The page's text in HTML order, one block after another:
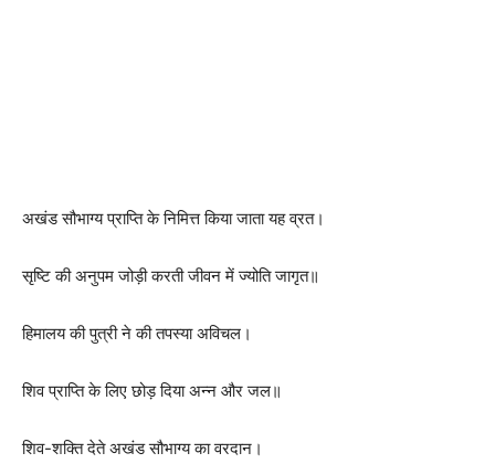
अखंड सौभाग्य प्राप्ति के निमित्त किया जाता यह व्रत।
सृष्टि की अनुपम जोड़ी करती जीवन में ज्योति जागृत॥
हिमालय की पुत्री ने की तपस्या अविचल।
शिव प्राप्ति के लिए छोड़ दिया अन्न और जल॥
शिव-शक्ति देते अखंड सौभाग्य का वरदान।